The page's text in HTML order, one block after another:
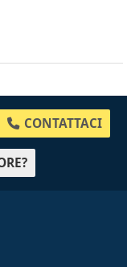
CONTATTACI